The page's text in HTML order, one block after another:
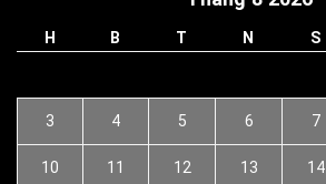
H B T N S
3 4 5 6 7
10 11 12 13 14